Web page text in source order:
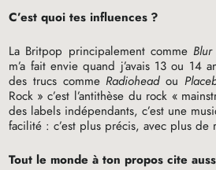
C’est quoi tes influences ?
La Britpop principalement commeBlur
m’a fait envie quand j’avais 13 ou 14
des trucs commeRadiohead ou
Rock » c’est l’antithèse du rock «
des labels indépendants, c’est une
facilité : c’est plus précis, avec plus de
Tout le monde à ton propos cite